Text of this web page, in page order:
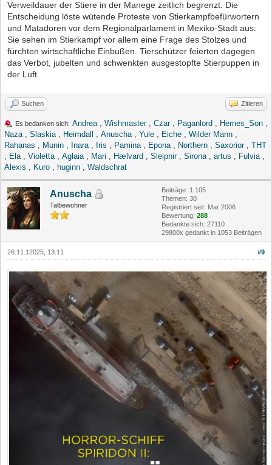
Verweildauer der Stiere in der Manege zeitlich begrenzt. Die
Entscheidung löste wütende Proteste von Stierkampfbefürwortern
und Matadoren vor dem Regionalparlament in Mexiko-Stadt aus:
Sie sehen im Stierkampf vor allem eine Frage des Stolzes und
fürchten wirtschaftliche Einbußen. Tierschützer feierten dagegen
das Verbot, jubelten und schwenkten ausgestopfte Stierpuppen in
der Luft.
Suchen Zitieren
Es bedanken sich: Andrea, Wishmaster, Czar, Paganlord , Hernes_Son ,
Naza, Slaskia, Heimdall , Anuscha, Yule , Eiche , Wilder Mann ,
Rahanas , Munin , Inara, Iris , Pamina, Epona, Northern , Saxorior, THT
, Ela, Violetta, Aglaia, Mari , Hælvard , Sleipnir, Sirona, artus , Fulvia,
Alexis , Kuro , huginn , Waldschrat
Anuscha
Talbewohner
Beiträge: 1.105
Themen: 30
Registriert seit: Mar 2006
Bewertung: 288
Bedankte sich: 27110
29800x gedankt in 1053 Beiträgen
#9
26.11.12025, 13:11